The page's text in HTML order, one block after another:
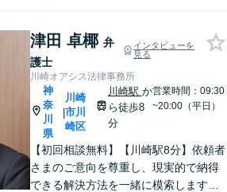
津田 卓椰 弁
護士
インタビューを
見る
川崎オアシス法律事務所
神
奈
川
県
|
川崎
市川
崎区
川崎駅 か
ら徒歩8
分
営業時間：09:30
~20:00（平日）
【初回相談無料】【川崎駅8分】依頼者
さまのご意向を尊重し、現実的で納得
できる解決方法を一緒に模索します